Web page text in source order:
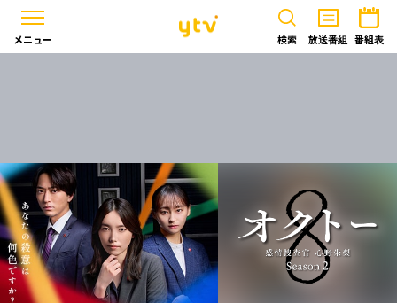
検索 放送番組 番組表
メニュー